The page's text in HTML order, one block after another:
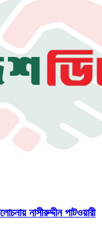
নাসীরুদ্দীন পাটওয়ারী